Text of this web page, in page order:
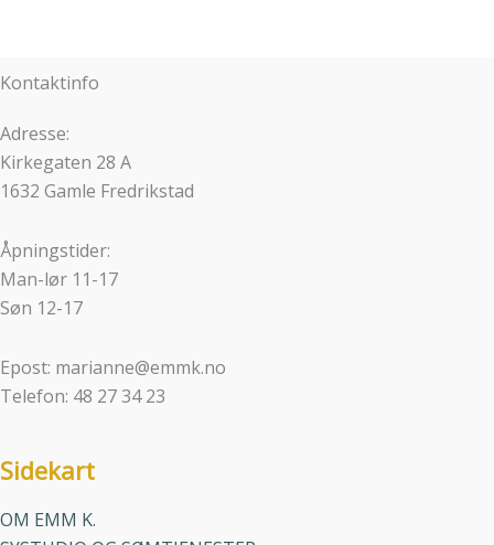
Kontaktinfo
Adresse:
Kirkegaten 28 A
1632 Gamle Fredrikstad
Åpningstider:
Man-lør 11-17
Søn 12-17
Epost: marianne@emmk.no
Telefon: 48 27 34 23
Sidekart
OM EMM K.